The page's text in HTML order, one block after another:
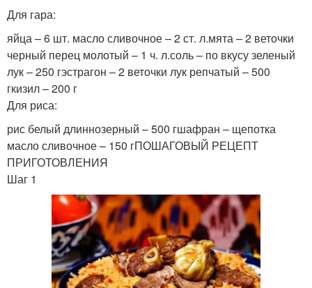
Для гара:
яйца – 6 шт. масло сливочное – 2 ст. л.мята – 2 веточки
черный перец молотый – 1 ч. л.соль – по вкусу зеленый
лук – 250 гэстрагон – 2 веточки лук репчатый – 500
гкизил – 200 г
Для риса:
рис белый длиннозерный – 500 гшафран – щепотка
масло сливочное – 150 гПОШАГОВЫЙ РЕЦЕПТ
ПРИГОТОВЛЕНИЯ
Шаг 1